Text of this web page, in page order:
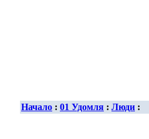
Начало : 01 Удомля : Люди :